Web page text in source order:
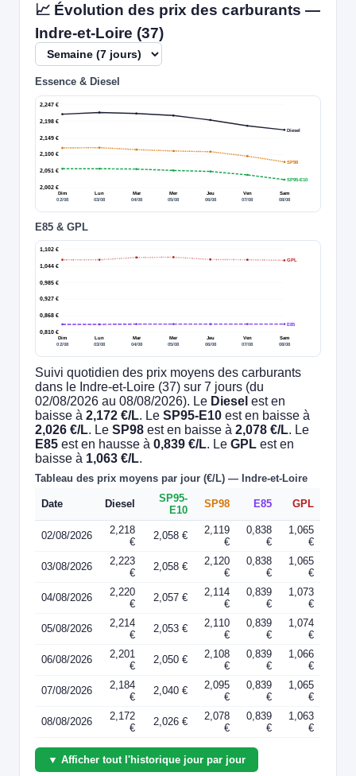
📈 Évolution des prix des carburants —
Indre-et-Loire (37)
Essence & Diesel
2,002 €
2,051 €
2,100 €
2,149 €
2,198 €
2,247 €
Dim
02/08
Lun
03/08
Mar
04/08
Mer
05/08
Jeu
06/08
Ven
07/08
Sam
08/08
Diesel
SP95-E10
SP98
E85 & GPL
0,810 €
0,868 €
0,927 €
0,985 €
1,044 €
1,102 €
Dim
02/08
Lun
03/08
Mar
04/08
Mer
05/08
Jeu
06/08
Ven
07/08
Sam
08/08
E85
GPL
Suivi quotidien des prix moyens des carburants
dans le Indre-et-Loire (37) sur 7 jours (du
02/08/2026 au 08/08/2026). Le Diesel est en
baisse à2,172 €/L. LeSP95-E10 est en baisse à
2,026 €/L. LeSP98 est en baisse à2,078 €/L. Le
E85 est en hausse à0,839 €/L. LeGPL est en
baisse à 1,063 €/L.
Tableau des prix moyens par jour (€/L) — Indre-et-Loire
Date Diesel
SP95-
E10
SP98 E85 GPL
02/08/2026
2,218
€
2,058 €
2,119
€
0,838
€
1,065
€
03/08/2026
2,223
€
2,058 €
2,120
€
0,838
€
1,065
€
04/08/2026
2,220
€
2,057 €
2,114
€
0,839
€
1,073
€
05/08/2026
2,214
€
2,053 €
2,110
€
0,839
€
1,074
€
06/08/2026
2,201
€
2,050 €
2,108
€
0,839
€
1,066
€
07/08/2026
2,184
€
2,040 €
2,095
€
0,839
€
1,065
€
08/08/2026
2,172
€
2,026 €
2,078
€
0,839
€
1,063
€
▼ Afficher tout l'historique jour par jour